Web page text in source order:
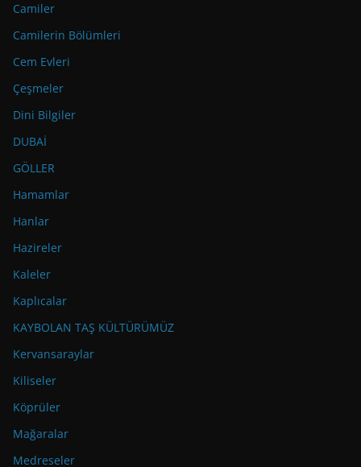
Camiler
Camilerin Bölümleri
Cem Evleri
Çeşmeler
Dini Bilgiler
DUBAİ
GÖLLER
Hamamlar
Hanlar
Hazireler
Kaleler
Kaplıcalar
KAYBOLAN TAŞ KÜLTÜRÜMÜZ
Kervansaraylar
Kiliseler
Köprüler
Mağaralar
Medreseler